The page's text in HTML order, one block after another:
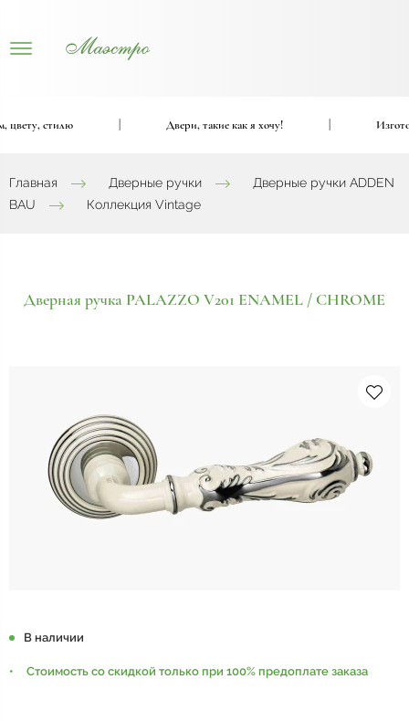
стилю Двери, такие как я хочу!
Главная Дверные ручки
Дверные ручки ADDEN
BAU
Коллекция Vintage
Дверная ручка PALAZZO V201 ENAMEL / CHROME
В наличии
Стоимость со скидкой только при 100% предоплате заказа